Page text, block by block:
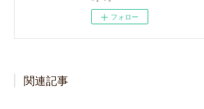
フォロー
関連記事